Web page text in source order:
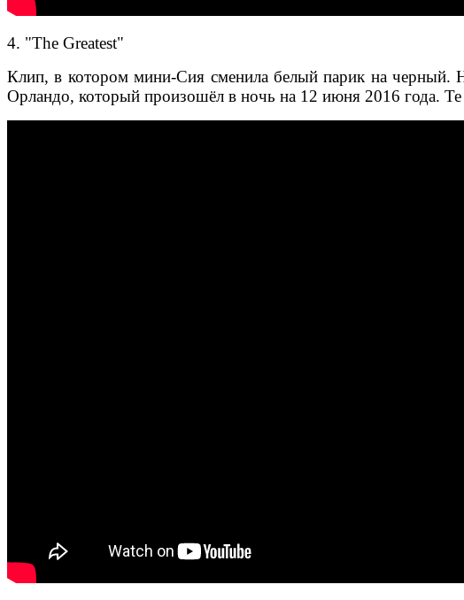
4. "The Greatest"
Клип, в котором мини-Сия сменила белый парик на черный.
Орландо, который произошёл в ночь на 12 июня 2016 года.